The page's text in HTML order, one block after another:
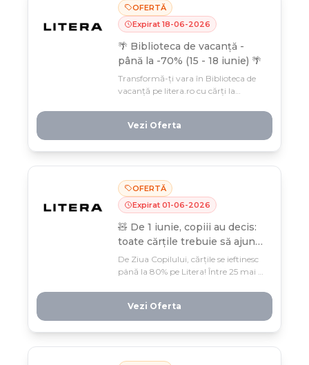
OFERTĂ
Expirat 18-06-2026
🌴 Biblioteca de vacanță -
până la -70% (15 - 18 iunie) 🌴
Transformă-ți vara în Biblioteca de
vacanță pe litera.ro cu cărți la
poveștile tale preferate – profită
acum din stocul limitat.
Vezi Oferta
OFERTĂ
Expirat 01-06-2026
🧸 De 1 iunie, copiii au decis:
toate cărțile trebuie să ajungă
la ei! (25 mai-1 iunie) 🧸
De Ziua Copilului, cărțile se ieftinesc
până la 80% pe Litera! Între 25 mai și
o jucărie de pluș cadou pentru fiecare
achiziție.
Vezi Oferta